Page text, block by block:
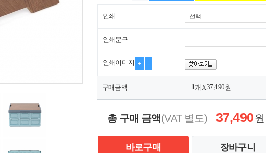
인쇄 선택
인쇄문구
인쇄이미지 + -
구매금액 1개 X37,490원
총 구매 금액(VAT 별도) 37,490원
바로구매 장바구니